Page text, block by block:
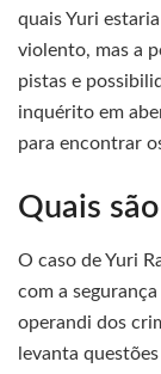
quais Yuri
violento, mas a
pistas e
inquérito em
para encontrar
Quais
O caso de Yuri
com a
operandi dos
levanta